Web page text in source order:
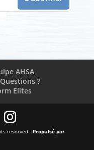
AHSA
Questions ?
Elites
reserved - Propulsé par